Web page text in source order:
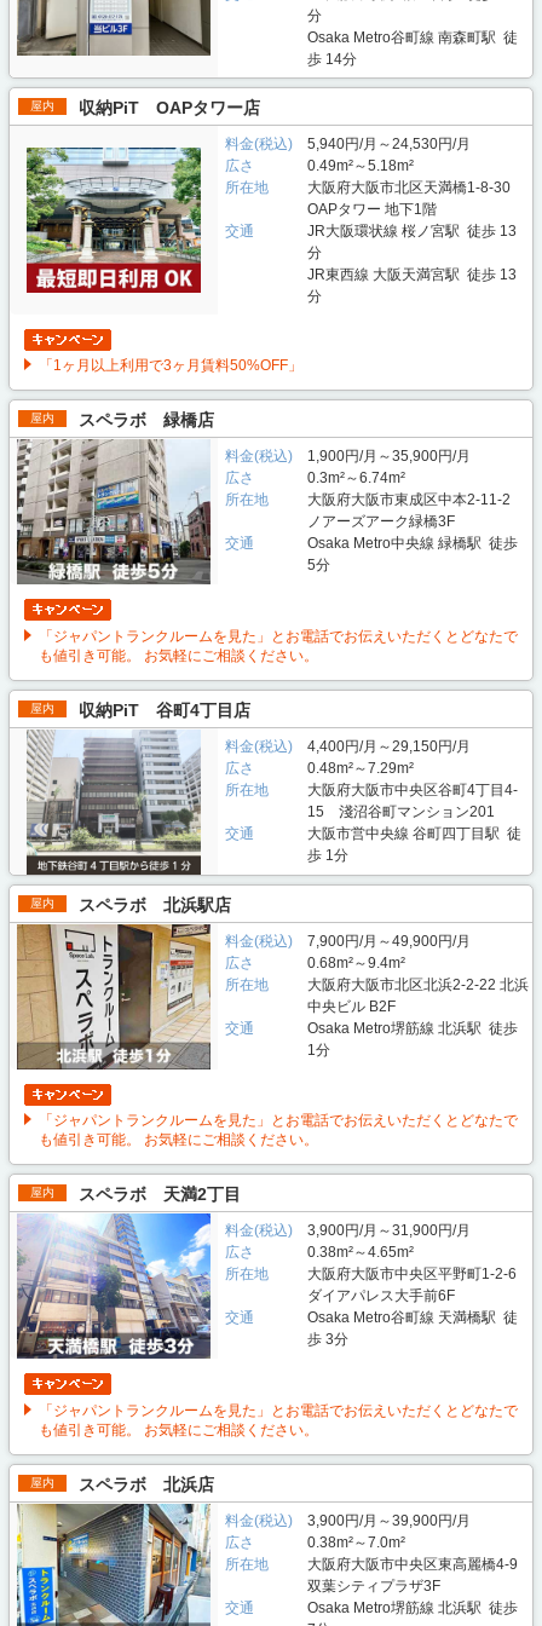
分
Osaka Metro谷町線 南森町駅 徒
歩 14分
屋内 収納PiT OAPタワー店
料金(税込)
5,940円/月～24,530円/月
広さ
0.49m²～5.18m²
所在地
大阪府大阪市北区天満橋1-8-30
OAPタワー 地下1階
交通
JR大阪環状線 桜ノ宮駅 徒歩 13
分
JR東西線 大阪天満宮駅 徒歩 13
分
「1ヶ月以上利用で3ヶ月賃料50%OFF」
屋内 スペラボ 緑橋店
料金(税込)
1,900円/月～35,900円/月
広さ
0.3m²～6.74m²
所在地
大阪府大阪市東成区中本2-11-2
ノアーズアーク緑橋3F
交通
Osaka Metro中央線 緑橋駅 徒歩
5分
「ジャパントランクルームを見た」とお電話でお伝えいただくとどなたで
も値引き可能。 お気軽にご相談ください。
屋内 収納PiT 谷町4丁目店
料金(税込)
4,400円/月～29,150円/月
広さ
0.48m²～7.29m²
所在地
大阪府大阪市中央区谷町4丁目4-
15 淺沼谷町マンション201
交通
大阪市営中央線 谷町四丁目駅 徒
歩 1分
屋内 スペラボ 北浜駅店
料金(税込)
7,900円/月～49,900円/月
広さ
0.68m²～9.4m²
所在地
大阪府大阪市北区北浜2-2-22 北浜
中央ビル B2F
交通
Osaka Metro堺筋線 北浜駅 徒歩
1分
「ジャパントランクルームを見た」とお電話でお伝えいただくとどなたで
も値引き可能。 お気軽にご相談ください。
屋内 スペラボ 天満2丁目
料金(税込)
3,900円/月～31,900円/月
広さ
0.38m²～4.65m²
所在地
大阪府大阪市中央区平野町1-2-6
ダイアパレス大手前6F
交通
Osaka Metro谷町線 天満橋駅 徒
歩 3分
「ジャパントランクルームを見た」とお電話でお伝えいただくとどなたで
も値引き可能。 お気軽にご相談ください。
屋内 スペラボ 北浜店
料金(税込)
3,900円/月～39,900円/月
広さ
0.38m²～7.0m²
所在地
大阪府大阪市中央区東高麗橋4-9
双葉シティプラザ3F
交通
Osaka Metro堺筋線 北浜駅 徒歩